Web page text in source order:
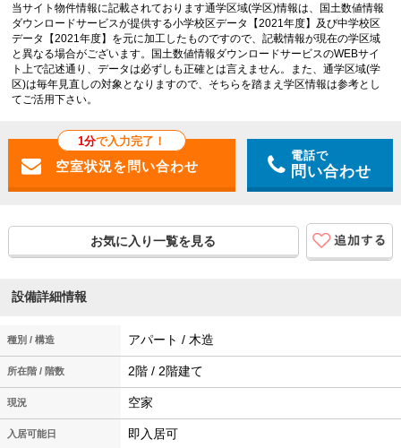
当サイト物件情報に記載されております通学区域(学区)情報は、国土数値情報
ダウンロードサービスが提供する小学校区データ【2021年度】及び中学校区
データ【2021年度】を元に加工したものですので、記載情報が現在の学区域
と異なる場合がございます。国土数値情報ダウンロードサービスのWEBサイ
ト上で記述通り、データは必ずしも正確とは言えません。また、通学区域(学
区)は毎年見直しの対象となりますので、そちらを踏まえ学区情報は参考とし
てご活用下さい。
1分で入力完了！
電話で
問い合わせ
お気に入り一覧を見る
設備詳細情報
種別 / 構造 アパート / 木造
所在階 / 階数 2階 / 2階建て
現況 空家
入居可能日 即入居可